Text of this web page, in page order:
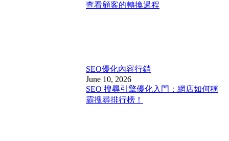
查看顧客的轉換過程
SEO優化內容行銷
June 10, 2026
SEO 搜尋引擎優化入門：網店如何稱
霸搜尋排行榜！